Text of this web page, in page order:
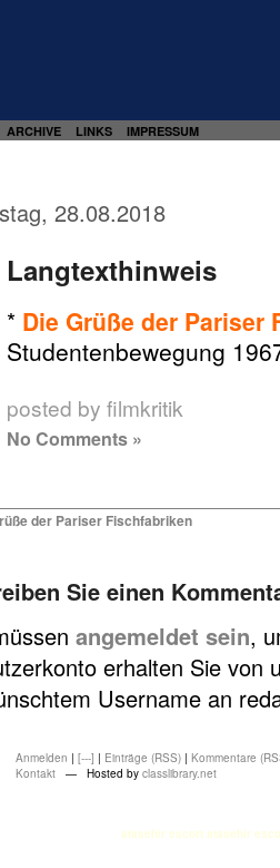
ARCHIVE LINKS IMPRESSUM
28.08.2018
Langtexthinweis
* Die Grüße der Pariser
Studentenbewegung
posted by filmkritik
No Comments »
der Pariser Fischfabriken
Sie einen
angemeldet sein,
erhalten Sie von
Username an
Anmelden | [---] | Einträge (RSS) | Kommentare
Kontakt — Hosted by classlibrary.net
atasehir escort atasehir